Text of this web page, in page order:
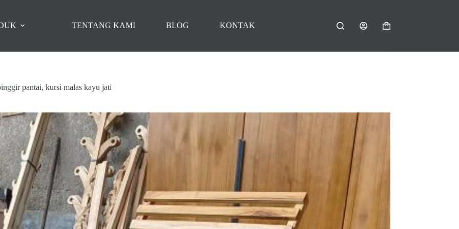
TENTANG KAMI BLOG KONTAK
Shopping
pantai, kursi malas kayu jati